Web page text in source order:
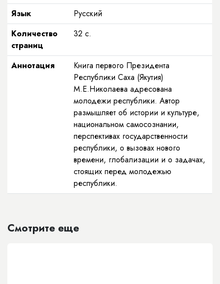
Язык
Русский
Количество
страниц
32 с.
Аннотация
Книга первого Президента
Республики Саха (Якутия)
М.Е.Николаева адресована
молодежи республики. Автор
размышляет об истории и культуре,
национальном самосознании,
перспективах государственности
республики, о вызовах нового
времени, глобализации и о задачах,
стоящих перед молодежью
республики.
Смотрите еще